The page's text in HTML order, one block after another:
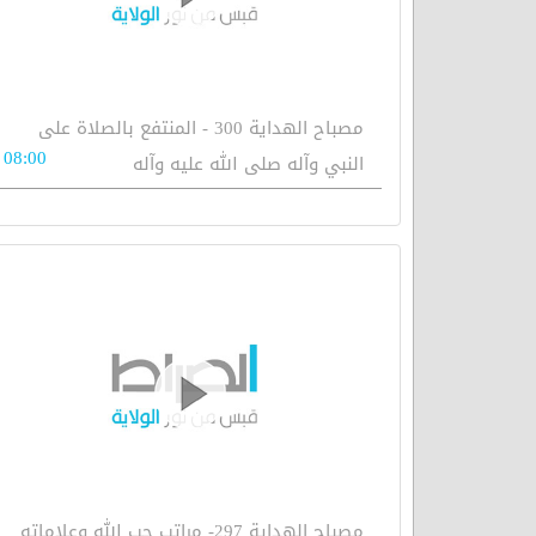
مصباح الهداية 300 - المنتفع بالصلاة على
النبي وآله صلى الله عليه وآله
08:00